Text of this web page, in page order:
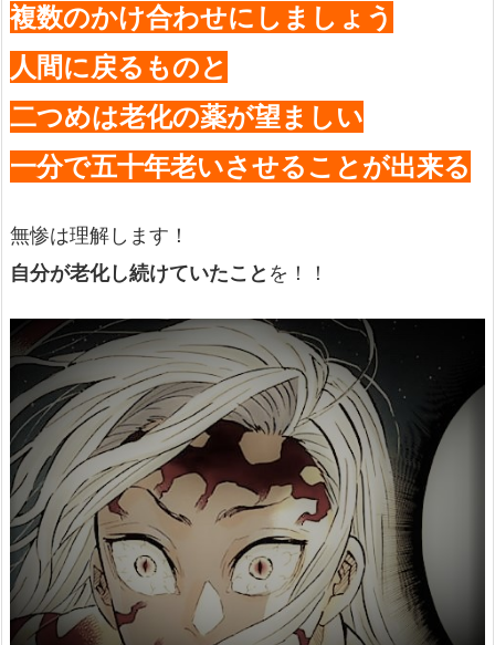
複数のかけ合わせにしましょう
人間に戻るものと
二つめは老化の薬が望ましい
一分で五十年老いさせることが出来る
無惨は理解します！
自分が老化し続けていたこと を！！